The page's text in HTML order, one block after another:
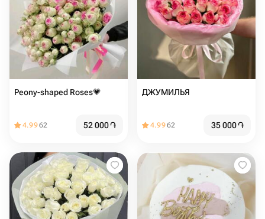
Peony-shaped Roses💗
4.9962 52 000֏
ДЖУМИЛЬЯ
4.9962 35 000֏